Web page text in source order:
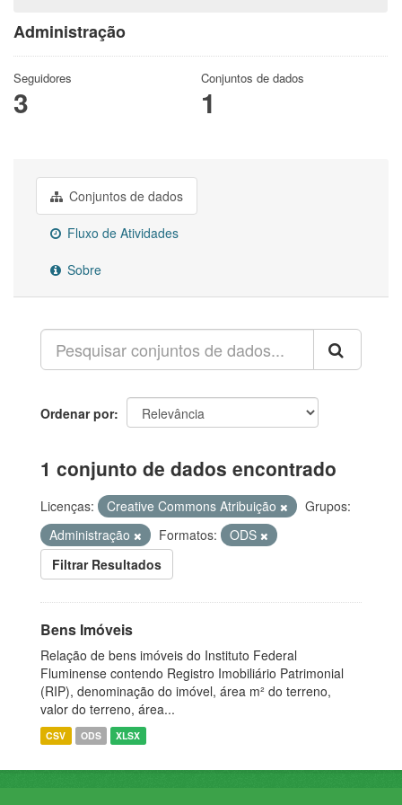
Administração
Seguidores
3
Conjuntos de dados
1
Conjuntos de dados
Fluxo de Atividades
Sobre
Ordenar por
1 conjunto de dados encontrado
Licenças: Creative Commons Atribuição
Grupos:
Administração
Formatos:
ODS
Filtrar Resultados
Bens Imóveis
Relação de bens imóveis do Instituto Federal
Fluminense contendo Registro Imobiliário Patrimonial
(RIP), denominação do imóvel, área m² do terreno,
valor do terreno, área...
CSV ODS XLSX